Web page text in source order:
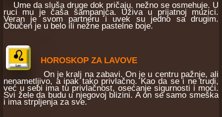
Ume da sluša druge dok pričaju. nežno se osmehuje. U
ruci mu je čaša šampanjca. Uživa u prijatnoj muzici.
Veran je svom partneru i uvek su jedno sa drugim.
Obučen je u belo ili nežne pastelne boje.
HOROSKOP ZA LAVOVE
On je kralj na zabavi. On je u centru pažnje, ali
nenametljivo, a ipak tako privlačno. Kao da se i ne trudi,
već u sebi ima tu privlačnost, osećanje sigurnosti i moći.
Svi žele da budu u njegovoj blizini. A on se samo smeška
i ima strpljenja za sve.